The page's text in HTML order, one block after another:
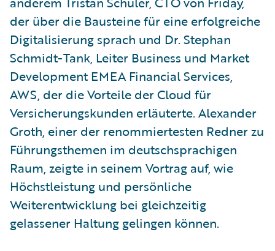
der über die Bausteine für eine erfolgreiche
Digitalisierung sprach und Dr. Stephan
Schmidt-Tank, Leiter Business und Market
Development EMEA Financial Services,
AWS, der die Vorteile der Cloud für
Versicherungskunden erläuterte. Alexander
Groth, einer der renommiertesten Redner zu
Führungsthemen im deutschsprachigen
Raum, zeigte in seinem Vortrag auf, wie
Höchstleistung und persönliche
Weiterentwicklung bei gleichzeitig
gelassener Haltung gelingen können.